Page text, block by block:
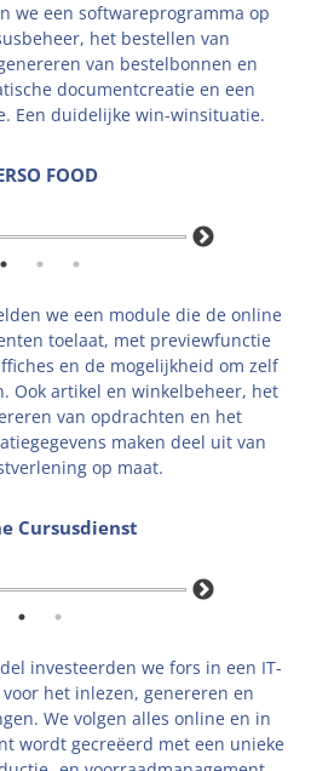
we een softwareprogramma op
het bestellen van
van bestelbonnen en
documentcreatie en een
Een duidelijke win-winsituatie.
FOOD
we een module die de online
toelaat, met previewfunctie
en de mogelijkheid om zelf
Ook artikel en winkelbeheer, het
van opdrachten en het
maken deel uit van
op maat.
Cursusdienst
investeerden we fors in een IT-
het inlezen, genereren en
We volgen alles online en in
wordt gecreëerd met een unieke